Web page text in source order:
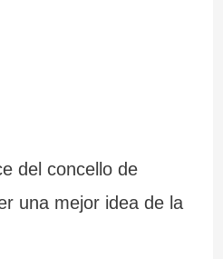
del concello de
una mejor idea de la